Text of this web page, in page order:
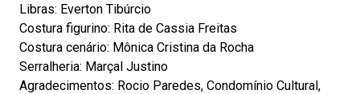
Libras: Everton Tibúrcio
Costura figurino: Rita de Cassia Freitas
Costura cenário: Mônica Cristina da Rocha
Serralheria: Marçal Justino
Agradecimentos: Rocio Paredes, Condomínio Cultural,